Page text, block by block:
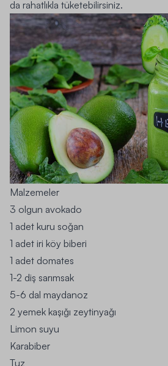
da rahatlıkla tüketebilirsiniz.
Malzemeler
3 olgun avokado
1 adet kuru soğan
1 adet iri köy biberi
1 adet domates
1-2 diş sarımsak
5-6 dal maydanoz
2 yemek kaşığı zeytinyağı
Limon suyu
Karabiber
Tuz